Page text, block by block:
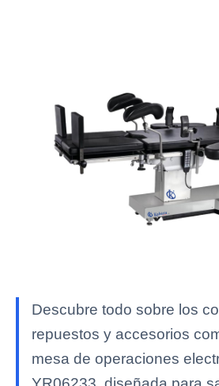
Descubre todo sobre los
repuestos y accesorios
mesa de operaciones